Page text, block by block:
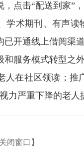
点击“配送到家”
学术期刊、有声
开通线上借阅渠道
服务模式转型之
人在社区领读；推
力严重下降的老
闭窗口】